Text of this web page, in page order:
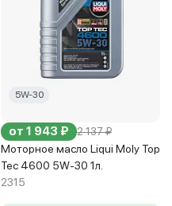
5W-30
от 1 943 ₽ 2 137 ₽
Моторное масло Liqui Moly Top
Tec 4600 5W-30 1л.
2315